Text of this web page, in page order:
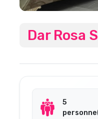
Dar Rosa
5